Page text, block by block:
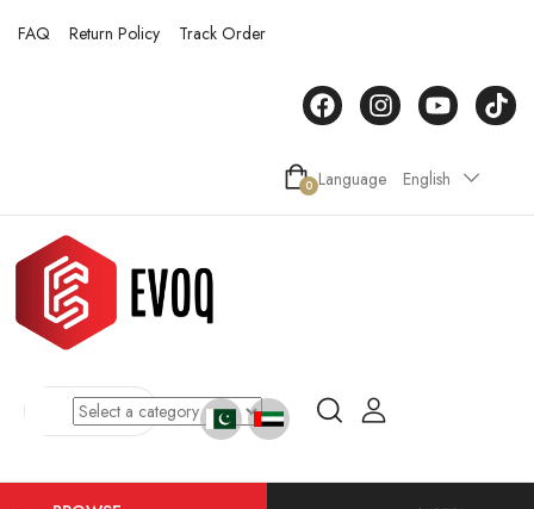
FAQ Return Policy Track Order
0 Language English